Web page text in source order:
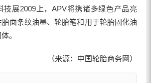
技展2009上，APV将携诸多绿色产品亮
面条纹油墨、轮胎笔和用于轮胎固化油
。
（来源：中国轮胎商务网）